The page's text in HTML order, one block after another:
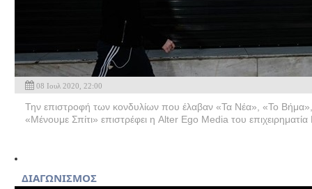
08 Ιουλ 2020, 22:00
Την επιστροφή των κονδυλίων που έλαβαν «Τα Νέα», «Το
«Μένουμε Σπίτι» επιστρέφει η Alter Ego Media του
ΔΙΑΓΩΝΙΣΜΟΣ